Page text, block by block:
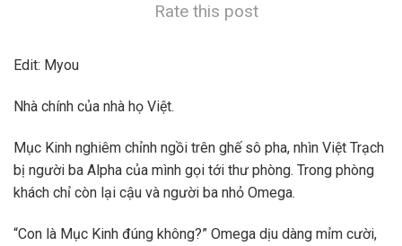
Rate this post
Edit: Myou
Nhà chính của nhà họ Việt.
Mục Kinh nghiêm chỉnh ngồi trên ghế sô pha, nhìn Việt Trạch
bị người ba Alpha của mình gọi tới thư phòng. Trong phòng
khách chỉ còn lại cậu và người ba nhỏ Omega.
“Con là Mục Kinh đúng không?” Omega dịu dàng mỉm cười,